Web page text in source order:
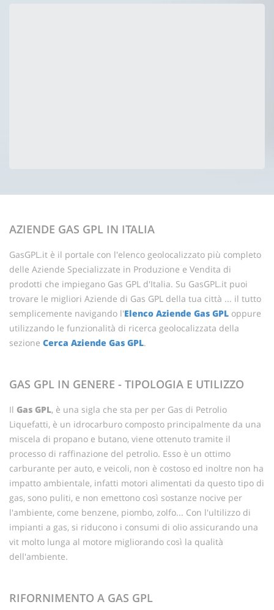
AZIENDE GAS GPL IN ITALIA
GasGPL.it è il portale con l'elenco geolocalizzato più completo
delle Aziende Specializzate in Produzione e Vendita di
prodotti che impiegano Gas GPL d'Italia. Su GasGPL.it puoi
trovare le migliori Aziende di Gas GPL della tua città ... il tutto
semplicemente navigando l'Elenco Aziende Gas GPL oppure
utilizzando le funzionalità di ricerca geolocalizzata della
sezione Cerca Aziende Gas GPL.
GAS GPL IN GENERE - TIPOLOGIA E UTILIZZO
Il Gas GPL, è una sigla che sta per per Gas di Petrolio
Liquefatti, è un idrocarburo composto principalmente da una
miscela di propano e butano, viene ottenuto tramite il
processo di raffinazione del petrolio. Esso è un ottimo
carburante per auto, e veicoli, non è costoso ed inoltre non ha
impatto ambientale, infatti motori alimentati da questo tipo di
gas, sono puliti, e non emettono così sostanze nocive per
l'ambiente, come benzene, piombo, zolfo... Con l'ultilizzo di
impianti a gas, si riducono i consumi di olio assicurando una
vit molto lunga al motore migliorando così la qualità
dell'ambiente.
RIFORNIMENTO A GAS GPL